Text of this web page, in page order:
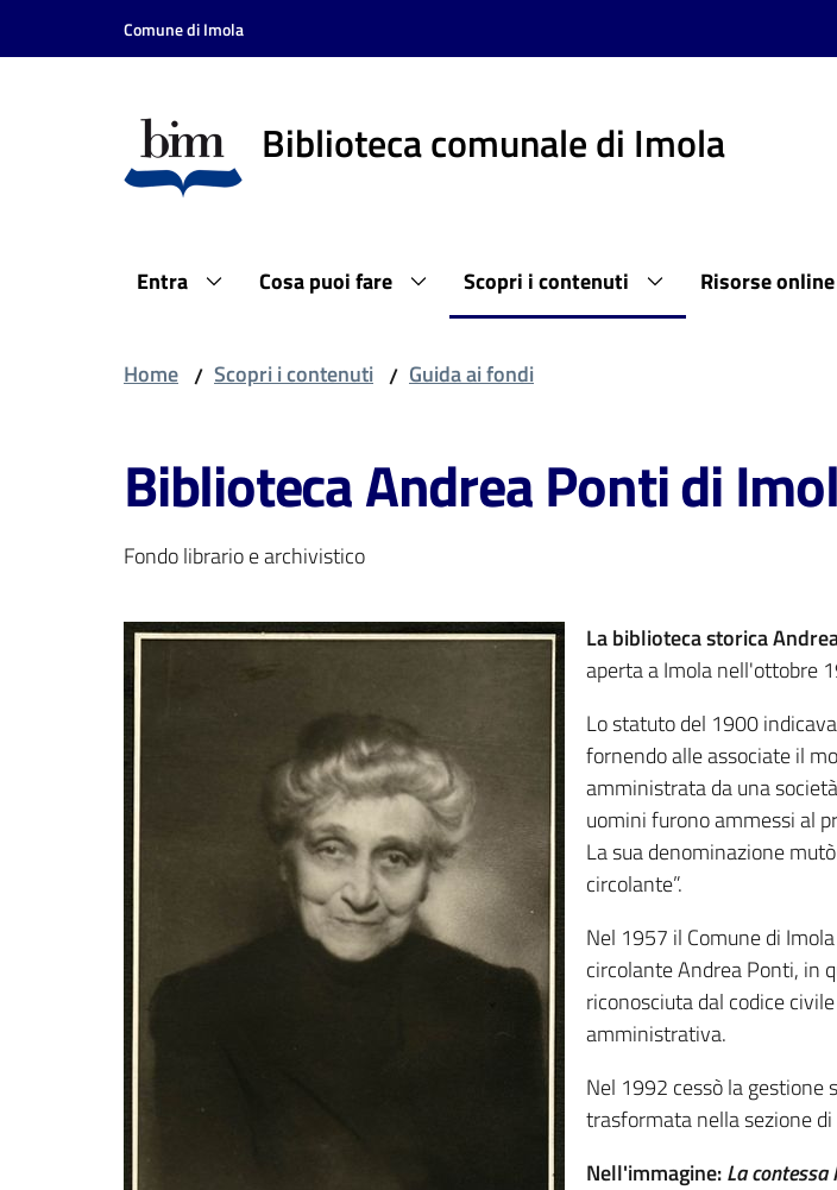
Vai al contenuto
Vai alla navigazione
Comune di Imola
Biblioteca comunale di Imola
Entra Cosa puoi fare Scopri i contenuti Risorse online
Home / Scopri i contenuti / Guida ai fondi
Biblioteca Andrea Ponti di
Fondo librario e archivistico
La biblioteca storica
aperta a Imola nell'ottobre
Lo statuto del 1900
fornendo alle associate il
amministrata da una
uomini furono ammessi al
La sua denominazione
circolante”.
Nel 1957 il Comune di
circolante Andrea Ponti, in
riconosciuta dal codice
amministrativa.
Nel 1992 cessò la gestione
trasformata nella sezione
Nell'immagine:La